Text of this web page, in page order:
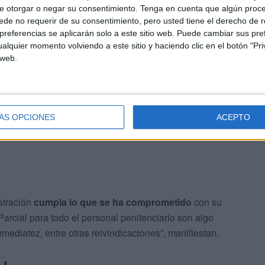
otorgar o negar su consentimiento. Tenga en cuenta que algún
no requerir de su consentimiento, pero usted tiene el derecho de
se aplicarán solo a este sitio web. Puede cambiar sus
momento volviendo a este sitio y haciendo clic en el botón
OPCIONES ACEPTO
penitenciario no puede seguir siendo elmás
a su prevención".
buscar espacios comunes
abordar este problema integralmente, donde el
penitenciario seria un punto de partida para
cumpla lo que se ha comprometido con su
para todo el personal penitenciario son algo
entre otras reivindicaciones”, manifiestan.